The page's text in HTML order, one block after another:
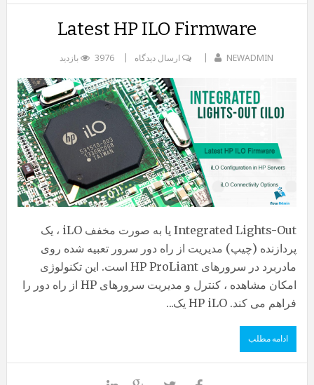
Latest HP ILO Firmware
NEWADMIN ارسال دیدگاه 3976 بازدید
Integrated Lights-Out یا به صورت مخفف iLO ، یک
پردازنده (چیپ) مدیریت از راه دور سرور تعبیه شده روی
مادربرد در سرورهای HP ProLiant است. این تکنولوژی
امکان مشاهده ، کنترل و مدیریت سرورهای HP از راه دور را
فراهم می­ کند. HP iLO یک...
ادامه مطلب